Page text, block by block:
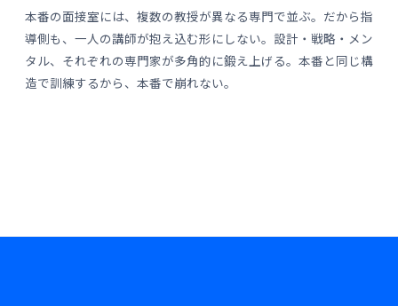
本番の面接室には、複数の教授が異なる専門で並ぶ。だから指
導側も、一人の講師が抱え込む形にしない。設計・戦略・メン
タル、それぞれの専門家が多角的に鍛え上げる。本番と同じ構
造で訓練するから、本番で崩れない。